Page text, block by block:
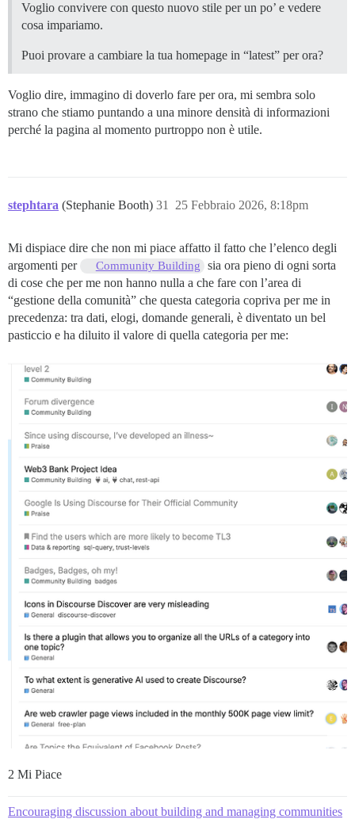
Voglio convivere con questo nuovo stile per un po’ e vedere
cosa impariamo.
Puoi provare a cambiare la tua homepage in “latest” per ora?
Voglio dire, immagino di doverlo fare per ora, mi sembra solo
strano che stiamo puntando a una minore densità di informazioni
perché la pagina al momento purtroppo non è utile.
stephtara (Stephanie Booth) 25 Febbraio 2026, 8:18pm
31
Mi dispiace dire che non mi piace affatto il fatto che l’elenco degli
argomenti per
Community Building
sia ora pieno di ogni sorta
di cose che per me non hanno nulla a che fare con l’area di
“gestione della comunità” che questa categoria copriva per me in
precedenza: tra dati, elogi, domande generali, è diventato un bel
pasticcio e ha diluito il valore di quella categoria per me:
2 Mi Piace
Encouraging discussion about building and managing communities